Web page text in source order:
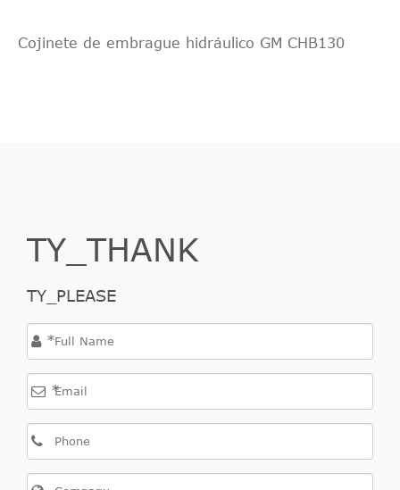
Cojinete de embrague hidráulico GM CHB130
TY_THANK
TY_PLEASE
*
*